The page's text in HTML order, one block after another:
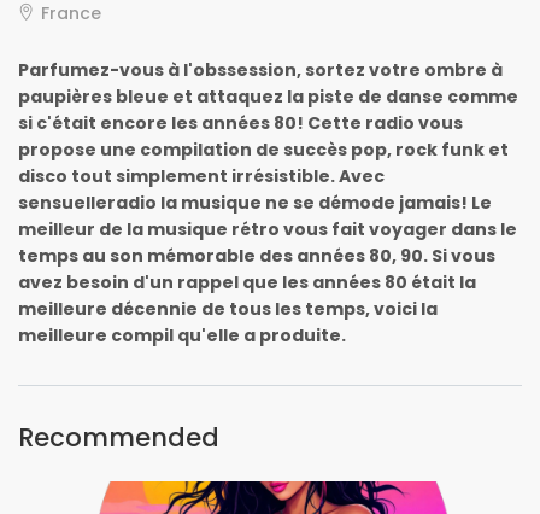
France
Parfumez-vous à l'obssession, sortez votre ombre à
paupières bleue et attaquez la piste de danse comme
si c'était encore les années 80! Cette radio vous
propose une compilation de succès pop, rock funk et
disco tout simplement irrésistible. Avec
sensuelleradio la musique ne se démode jamais! Le
meilleur de la musique rétro vous fait voyager dans le
temps au son mémorable des années 80, 90. Si vous
avez besoin d'un rappel que les années 80 était la
meilleure décennie de tous les temps, voici la
meilleure compil qu'elle a produite.
Recommended